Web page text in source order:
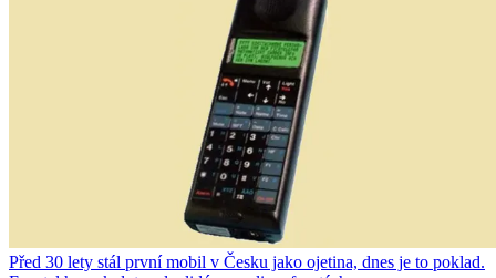
Před 30 lety stál první mobil v Česku jako ojetina, dnes je to poklad.